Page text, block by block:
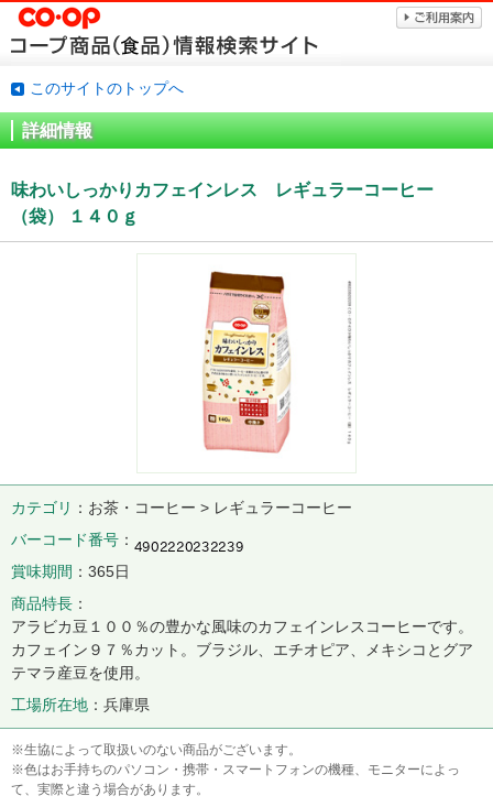
このサイトのトップへ
詳細情報
味わいしっかりカフェインレス レギュラーコーヒー
（袋） １４０ｇ
カテゴリ
お茶・コーヒー > レギュラーコーヒー
バーコード番号
賞味期間
365日
商品特長
アラビカ豆１００％の豊かな風味のカフェインレスコーヒーです。
カフェイン９７％カット。ブラジル、エチオピア、メキシコとグア
テマラ産豆を使用。
工場所在地
兵庫県
※生協によって取扱いのない商品がございます。
※色はお手持ちのパソコン・携帯・スマートフォンの機種、モニターによっ
て、実際と違う場合があります。